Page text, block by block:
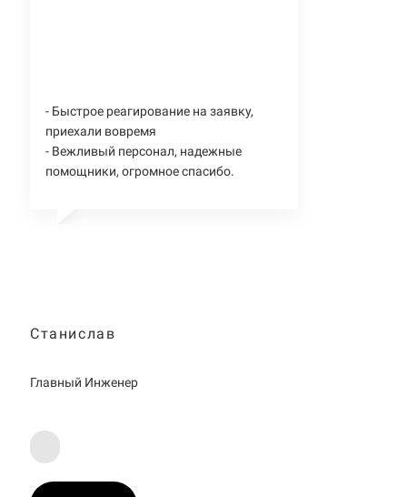
- Быстрое реагирование на заявку,
приехали вовремя
- Вежливый персонал, надежные
помощники, огромное спасибо.
Станислав
Главный Инженер